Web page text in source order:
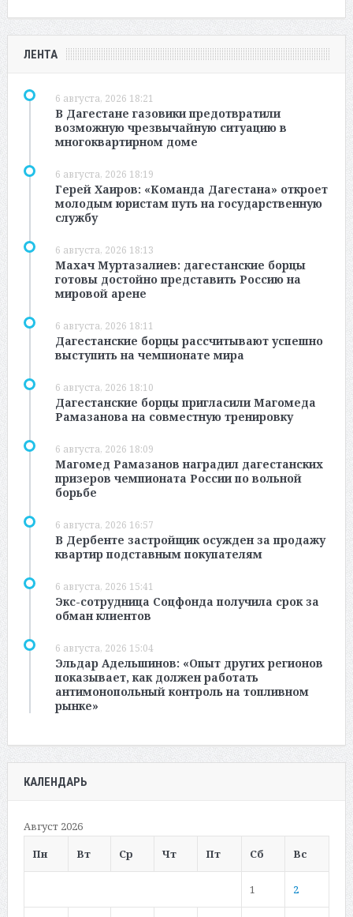
ЛЕНТА
6 августа, 2026 18:21
В Дагестане газовики предотвратили
возможную чрезвычайную ситуацию в
многоквартирном доме
6 августа, 2026 18:19
Герей Хаиров: «Команда Дагестана» откроет
молодым юристам путь на государственную
службу
6 августа, 2026 18:13
Махач Муртазалиев: дагестанские борцы
готовы достойно представить Россию на
мировой арене
6 августа, 2026 18:11
Дагестанские борцы рассчитывают успешно
выступить на чемпионате мира
6 августа, 2026 18:10
Дагестанские борцы пригласили Магомеда
Рамазанова на совместную тренировку
6 августа, 2026 18:09
Магомед Рамазанов наградил дагестанских
призеров чемпионата России по вольной
борьбе
6 августа, 2026 16:57
В Дербенте застройщик осужден за продажу
квартир подставным покупателям
6 августа, 2026 15:41
Экс-сотрудница Соцфонда получила срок за
обман клиентов
6 августа, 2026 15:04
Эльдар Адельшинов: «Опыт других регионов
показывает, как должен работать
антимонопольный контроль на топливном
рынке»
КАЛЕНДАРЬ
Август 2026
Пн
Вт Ср Чт Пт Сб Вс
1 2